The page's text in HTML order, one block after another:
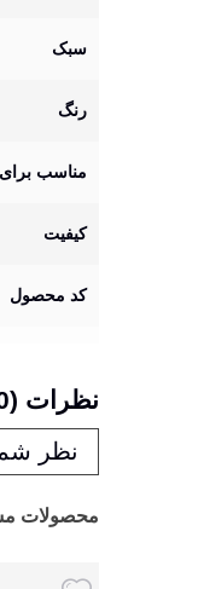
سبک
رنگ
مناسب برای
کیفیت
کد محصول
نظرات (0)
نظر
محصولات